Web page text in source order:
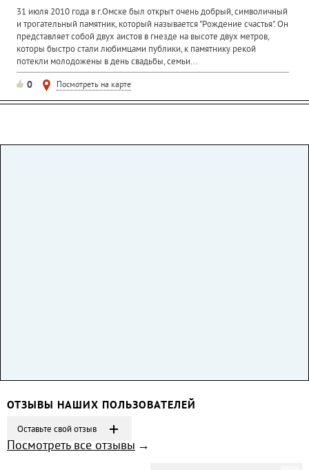
31 июля 2010 года в г.Омске был открыт очень добрый, символичный
и трогательный памятник, который называется "Рождение счастья". Он
представляет собой двух аистов в гнезде на высоте двух метров,
которы быстро стали любимцами публики, к памятнику рекой
потекли молодожены в день свадьбы, семьи...
0 Посмотреть на карте
ОТЗЫВЫ НАШИХ ПОЛЬЗОВАТЕЛЕЙ
Оставьте свой отзыв
Посмотреть все отзывы